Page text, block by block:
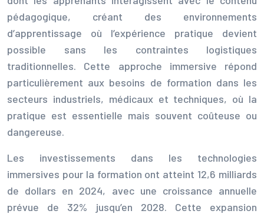
pédagogique, créant des environnements
d’apprentissage où l’expérience pratique devient
possible sans les contraintes logistiques
traditionnelles. Cette approche immersive répond
particulièrement aux besoins de formation dans les
secteurs industriels, médicaux et techniques, où la
pratique est essentielle mais souvent coûteuse ou
dangereuse.
Les investissements dans les technologies
immersives pour la formation ont atteint 12,6 milliards
de dollars en 2024, avec une croissance annuelle
prévue de 32% jusqu’en 2028. Cette expansion